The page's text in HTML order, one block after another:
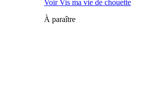
Voir Vis ma vie de chouette
À paraître